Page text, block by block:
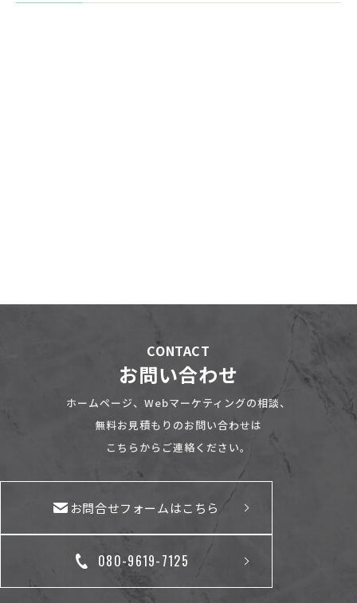
CONTACT
お問い合わせ
ホームページ、Webマーケティングの相談、
無料お見積もりのお問い合わせは
こちらからご連絡ください。
お問合せフォームはこちら
080-9619-7125